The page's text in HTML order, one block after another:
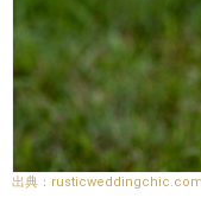
rusticweddingchic.com